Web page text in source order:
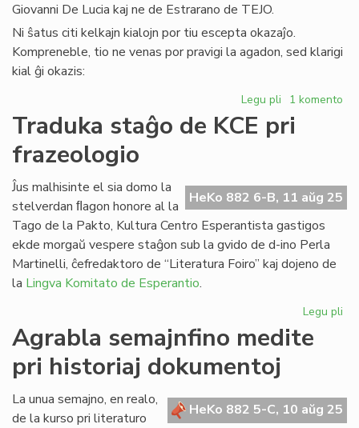
Giovanni De Lucia kaj ne de Estrarano de TEJO.
Ni ŝatus citi kelkajn kialojn por tiu escepta okazaĵo.
Kompreneble, tio ne venas por pravigi la agadon, sed klarigi
kial ĝi okazis:
Legu pli pri
Ĉu
fendo
sama
tendo?
Mesaĝo
de
TEJO
al
1 komento
Traduka staĝo de KCE pri
frazeologio
HeKo 882 6-B, 11 aŭg 25
Ĵus malhisinte el sia domo la
stelverdan ﬂagon honore al la
Tago de la Pakto, Kultura Centro Esperantista gastigos
ekde morgaŭ vespere staĝon sub la gvido de d-ino Perla
Martinelli, ĉefredaktoro de “Literatura Foiro” kaj dojeno de
la Lingva Komitato de Esperantio.
Legu pli
pri
Agrabla semajnfino medite
pri historiaj dokumentoj
HeKo 882 5-C, 10 aŭg 25
La unua semajno, en realo,
de la kurso pri literaturo